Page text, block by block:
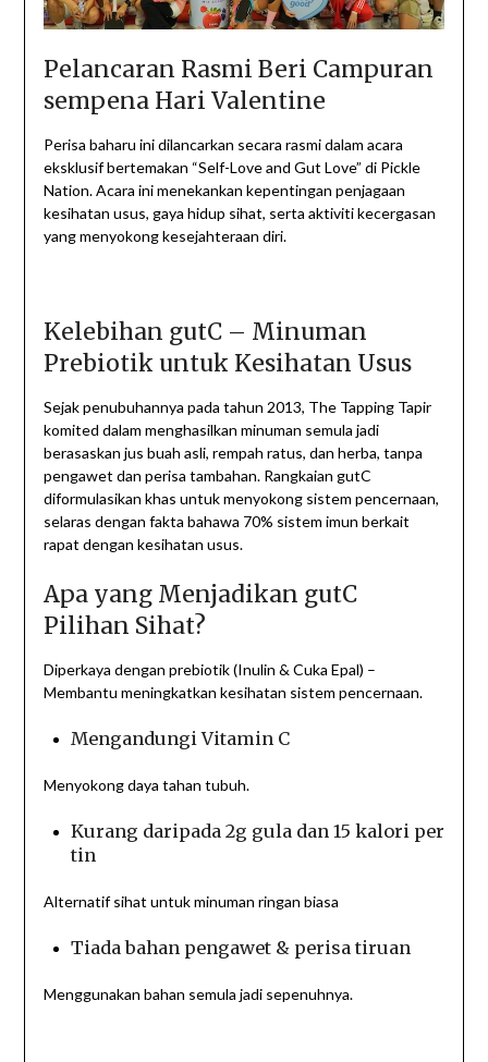
Pelancaran Rasmi Beri Campuran
sempena Hari Valentine
Perisa baharu ini dilancarkan secara rasmi dalam acara
eksklusif bertemakan “Self-Love and Gut Love” di Pickle
Nation. Acara ini menekankan kepentingan penjagaan
kesihatan usus, gaya hidup sihat, serta aktiviti kecergasan
yang menyokong kesejahteraan diri.
Kelebihan gutC – Minuman
Prebiotik untuk Kesihatan Usus
Sejak penubuhannya pada tahun 2013, The Tapping Tapir
komited dalam menghasilkan minuman semula jadi
berasaskan jus buah asli, rempah ratus, dan herba, tanpa
pengawet dan perisa tambahan. Rangkaian gutC
diformulasikan khas untuk menyokong sistem pencernaan,
selaras dengan fakta bahawa 70% sistem imun berkait
rapat dengan kesihatan usus.
Apa yang Menjadikan gutC
Pilihan Sihat?
Diperkaya dengan prebiotik (Inulin & Cuka Epal) –
Membantu meningkatkan kesihatan sistem pencernaan.
Mengandungi Vitamin C
Menyokong daya tahan tubuh.
Kurang daripada 2g gula dan 15 kalori per
tin
Alternatif sihat untuk minuman ringan biasa
Tiada bahan pengawet & perisa tiruan
Menggunakan bahan semula jadi sepenuhnya.